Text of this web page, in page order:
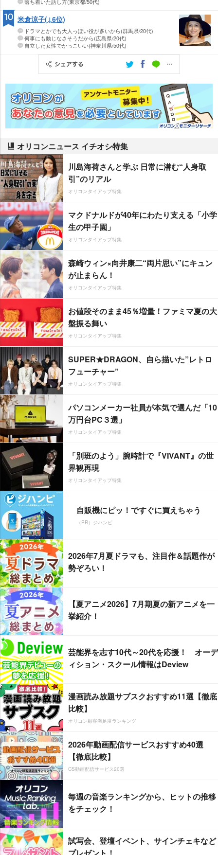
米倉涼子(↓6位)
ドラマとかでも大人っぽい役が多いから(群馬県/20代)
何事にも動じなさそうだから(広島県/20代)
自立した女性でかっこいい(神奈川県/50代)
10
オリコンニュース イチオシ特集
川島海荷さんと学ぶ 日常に潜む“人身取
引”のリアル
オリコンタイアップ特集
マクドナルドが40年にわたり支える「小学
生の甲子園」
オリコンタイアップ特集
森崎ウィン×向井康二“両片思い”にキュン
が止まらん！
オリコンタイアップ特集
お値段そのまま45％増量！ファミマ夏の大
盤振る舞い
オリコンタイアップ特集
SUPER★DRAGON、自ら描いた”レトロ
フューチャー”
オリコンタイアップ特集
パソコンメーカー社員が本気で選んだ「10
万円台PC３選」
オリコンタイアップ特集
「別班のよう」腕時計で『VIVANT』の世
界観再現
オリコンタイアップ特集
自販機にピッ！ですぐに買えちゃう
（PR）ジハンピ
2026年7月夏ドラマも、注目作＆話題作が
勢ぞろい！
【夏アニメ2026】7月期夏の新アニメを一
挙紹介！
芸能界を志す10代～20代を応援！ オーデ
ィション・スクール情報はDeview
漫画読み放題サブスクおすすめ11選【徹底
比較】
オリコン顧客満足度ランキング
2026年動画配信サービスおすすめ40選
【徹底比較】
CS動画配信サービス20選
毎週の音楽ランキングから、ヒットの推移
をチェック！
試写会、登壇イベント、サインチェキなど